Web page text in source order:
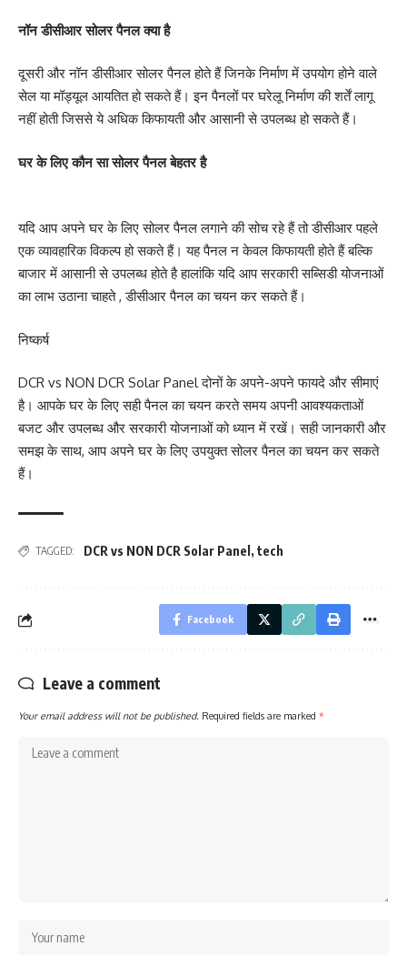
नॉन डीसीआर सोलर पैनल क्या है
दूसरी और नॉन डीसीआर सोलर पैनल होते हैं जिनके निर्माण में उपयोग होने वाले
सेल या मॉड्यूल आयतित हो सकते हैं। इन पैनलों पर घरेलू निर्माण की शर्तें लागू
नहीं होती जिससे ये अधिक किफायती और आसानी से उपलब्ध हो सकते हैं।
घर के लिए कौन सा सोलर पैनल बेहतर है
यदि आप अपने घर के लिए सोलर पैनल लगाने की सोच रहे हैं तो डीसीआर पहले
एक व्यावहारिक विकल्प हो सकते हैं। यह पैनल न केवल किफायती होते हैं बल्कि
बाजार में आसानी से उपलब्ध होते है हालांकि यदि आप सरकारी सब्सिडी योजनाओं
का लाभ उठाना चाहते , डीसीआर पैनल का चयन कर सकते हैं।
निष्कर्ष
DCR vs NON DCR Solar Panel दोनों के अपने-अपने फायदे और सीमाएं
है। आपके घर के लिए सही पैनल का चयन करते समय अपनी आवश्यकताओं
बजट और उपलब्ध और सरकारी योजनाओं को ध्यान में रखें। सही जानकारी और
समझ के साथ, आप अपने घर के लिए उपयुक्त सोलर पैनल का चयन कर सकते
हैं।
TAGGED: DCR vs NON DCR Solar Panel , tech
Facebook
Leave a comment
Your email address will not be published. Required fields are marked *